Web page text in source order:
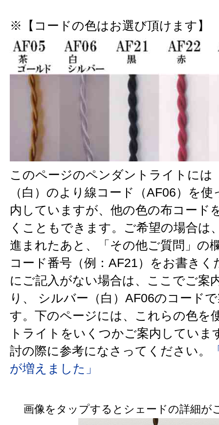
※【コードの色はお選び頂けます】
このページのペンダントライトに
（白）のより線コード（AF06）を
内していますが、他の色の布コード
くこともできます。ご希望の場合は
進まれたあと、「その他ご質問」の
コード番号（例：AF21）をお書きく
にご記入がない場合は、ここでご案
り、 シルバー（白）AF06のコード
す。下のページには、これらの色を
トライトをいくつかご案内していま
討の際に参考になさってください。
が増えました」
画像をタップするとシェードの詳細が